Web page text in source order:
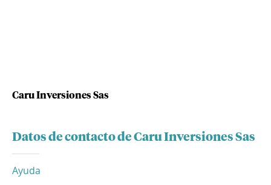
Caru Inversiones Sas
Datos de contacto de Caru Inversiones Sas
Ayuda